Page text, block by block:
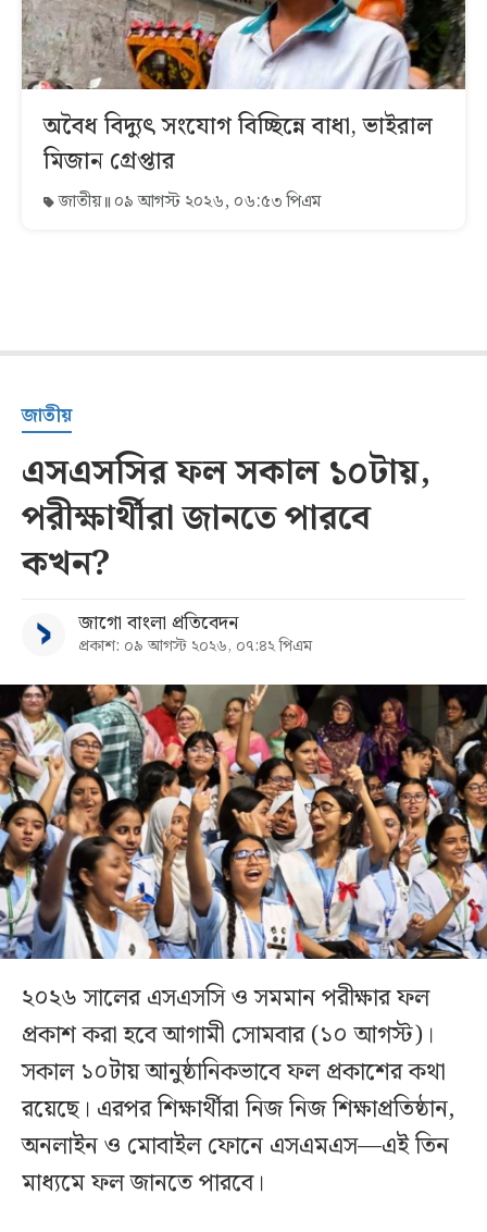
অবৈধ বিদ্যুৎ সংযোগ বিচ্ছিন্নে বাধা, ভাইরাল
মিজান গ্রেপ্তার
জাতীয় ০৯ আগস্ট ২০২৬, ০৬:৫৩ পিএম
জাতীয়
এসএসসির ফল সকাল ১০টায়,
পরীক্ষার্থীরা জানতে পারবে
কখন?
জাগো বাংলা প্রতিবেদন
প্রকাশ: ০৯ আগস্ট ২০২৬, ০৭:৪২ পিএম
২০২৬ সালের এসএসসি ও সমমান পরীক্ষার ফল
প্রকাশ করা হবে আগামী সোমবার (১০ আগস্ট)।
সকাল ১০টায় আনুষ্ঠানিকভাবে ফল প্রকাশের কথা
রয়েছে। এরপর শিক্ষার্থীরা নিজ নিজ শিক্ষাপ্রতিষ্ঠান,
অনলাইন ও মোবাইল ফোনে এসএমএস—এই তিন
মাধ্যমে ফল জানতে পারবে।